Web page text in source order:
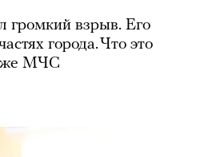
громкий взрыв. Его
города. Что это
МЧС